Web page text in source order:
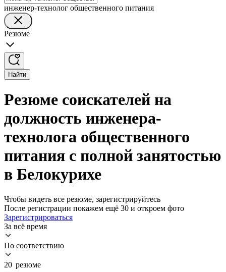
инженер-технолог общественного питания
Резюме
Найти
Резюме соискателей на
должность инженера-
технолога общественного
питания с полной занятостью
в Белокурихе
Чтобы видеть все резюме, зарегистрируйтесь
После регистрации покажем ещё 30 и откроем фото
Зарегистрироваться
За всё время
По соответствию
20 резюме